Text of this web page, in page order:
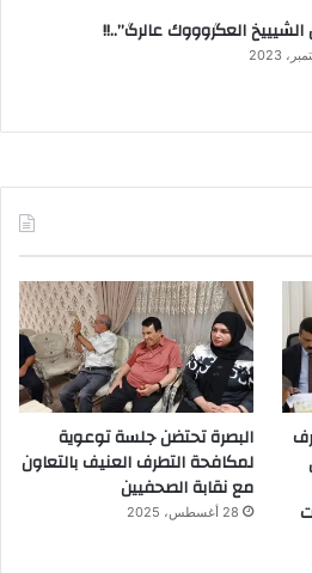
الشيييخ العگروووك عالرگ”..!!
البصرة تحتضن جلسة توعوية
لمكافحة التطرف العنيف بالتعاون
مع نقابة الصحفيين
28 أغسطس، 2025